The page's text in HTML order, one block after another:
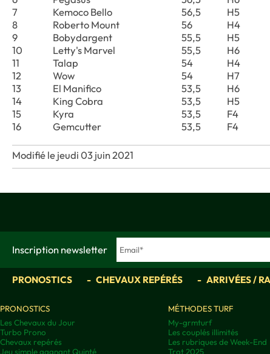
7
Kemoco Bello 56,5 H5
8
Roberto Mount 56 H4
9
Bobydargent 55,5 H5
10
Letty's Marvel 55,5 H6
11
Talap 54 H4
12
Wow 54 H7
13
El Manifico 53,5 H6
14
King Cobra 53,5 H5
15
Kyra 53,5 F4
16
Gemcutter 53,5 F4
Modifié le jeudi 03 juin 2021
Inscription newsletter
PRONOSTICS CHEVAUX REPÉRÉS ARRIVÉES /
PRONOSTICS
Les Chevaux du Jour
Turbo Prono
Chevaux repérés
Jeu simple gagnant Quinté
MÉTHODES TURF
My-grmturf
Les couplés illimités
Les rubriques de Week-End
Trot 2025